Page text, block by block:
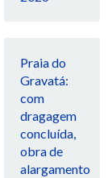
Praia do
Gravatá:
com
dragagem
concluída,
obra de
alargamento